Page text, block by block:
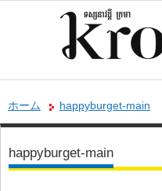
ホーム happyburget-main
happyburget-main